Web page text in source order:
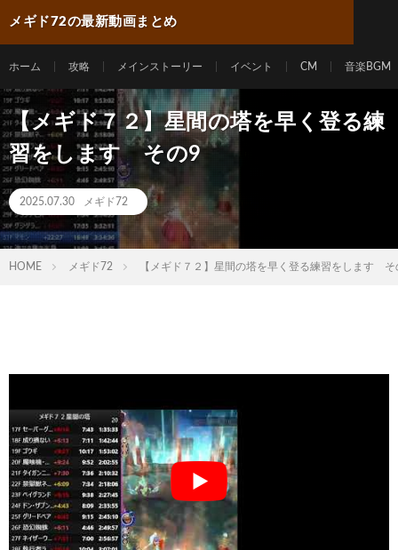
メギド72の最新動画まとめ
ホーム 攻略 メインストーリー イベント CM 音楽BGM
【メギド７２】星間の塔を早く登る練
習をします その9
2025.07.30 メギド72
HOME メギド72 【メギド７２】星間の塔を早く登る練習をします そ